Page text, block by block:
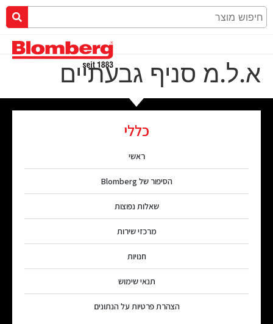
א.ל.מ סניף גבעתיים
כללי
ראשי
הסיפור של Blomberg
שאלות נפוצות
מרכזי שירות
חנויות
תנאי שימוש
הצהרת פרטיות על הנתונים